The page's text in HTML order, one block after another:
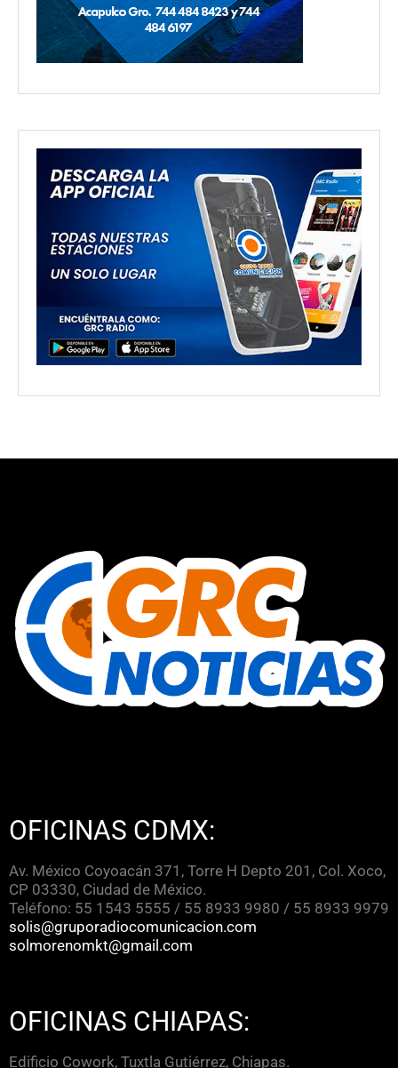
OFICINAS CDMX:
Av. México Coyoacán 371, Torre H Depto 201, Col. Xoco,
CP 03330, Ciudad de México.
Teléfono: 55 1543 5555 / 55 8933 9980 / 55 8933 9979
solis@gruporadiocomunicacion.com
solmorenomkt@gmail.com
OFICINAS CHIAPAS:
Edificio Cowork, Tuxtla Gutiérrez, Chiapas.